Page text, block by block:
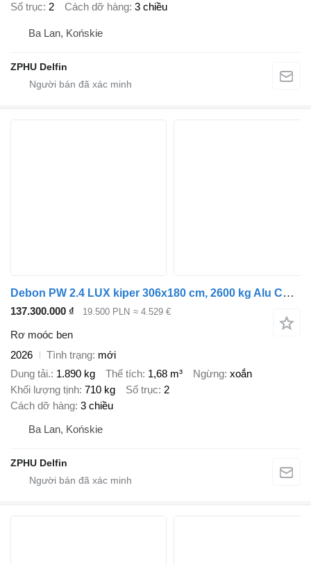
Số trục 2 Cách dỡ hàng 3 chiều
Ba Lan, Końskie
ZPHU Delfin
Debon PW 2.4 LUX kiper 306x180 cm, 2600 kg Alu Cheval Liberte
137.300.000 ₫ 19.500 PLN ≈ 4.529 €
Rơ moóc ben
2026
Tình trạng mới
Dung tải. 1.890 kg Thể tích 1,68 m³ Ngừng xoắn
Khối lượng tịnh 710 kg Số trục 2
Cách dỡ hàng 3 chiều
Ba Lan, Końskie
ZPHU Delfin